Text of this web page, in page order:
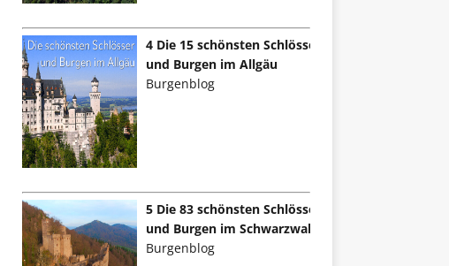
4 Die 15 schönsten Schlösser
und Burgen im Allgäu
Burgenblog
5 Die 83 schönsten Schlösser
und Burgen im Schwarzwald
Burgenblog